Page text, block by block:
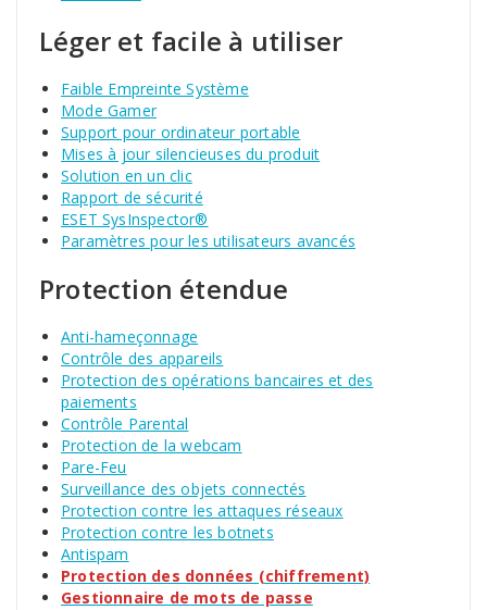
Léger et facile à utiliser
Faible Empreinte Système
Mode Gamer
Support pour ordinateur portable
Mises à jour silencieuses du produit
Solution en un clic
Rapport de sécurité
ESET SysInspector®
Paramètres pour les utilisateurs avancés
Protection étendue
Anti-hameçonnage
Contrôle des appareils
Protection des opérations bancaires et des
paiements
Contrôle Parental
Protection de la webcam
Pare-Feu
Surveillance des objets connectés
Protection contre les attaques réseaux
Protection contre les botnets
Antispam
Protection des données (chiffrement)
Gestionnaire de mots de passe